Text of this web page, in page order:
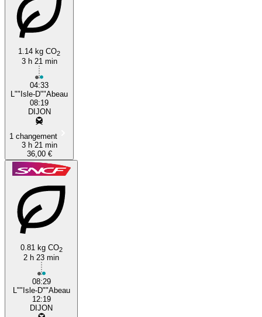
1.14 kg CO2
3 h 21 min
04:33
L""Isle-D""Abeau
08:19
DIJON
1 changement
3 h 21 min
36,00 €
0.81 kg CO2
2 h 23 min
08:29
L""Isle-D""Abeau
12:19
DIJON